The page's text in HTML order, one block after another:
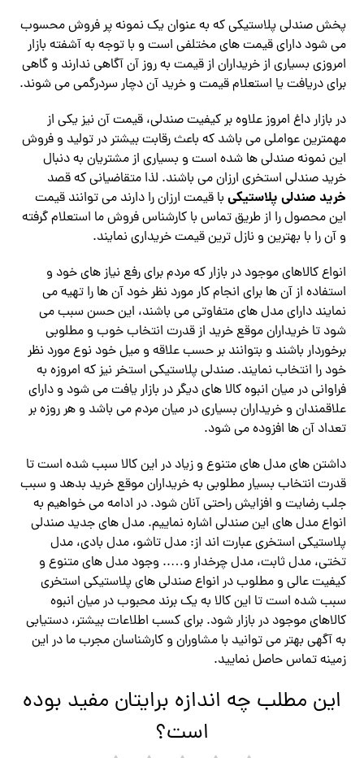
پخش صندلی پلاستیکی که به‌ عنوان یک نمونه پر فروش محسوب
می‌ شود دارای قیمت های مختلفی است و با توجه به آشفته بازار
امروزی بسیاری از خریداران از قیمت به روز آن آگاهی ندارند و گاهی
برای دریافت یا استعلام قیمت و خرید آن دچار سردرگمی می ‌شوند.
در بازار داغ امروز علاوه بر کیفیت صندلی، قیمت آن نیز یکی از
مهمترین عواملی می ‌باشد که باعث رقابت بیشتر در تولید و فروش
این نمونه صندلی ‌ها شده‌ است و بسیاری از مشتریان به دنبال
خرید صندلی استخری ارزان می ‌باشند. لذا متقاضیانی که قصد
خرید صندلی پلاستیکی با قیمت ارزان را دارند می توانند قیمت
این محصول را از طریق تماس با کارشناس فروش ما استعلام گرفته
و آن را با بهترین و نازل ‌ترین قیمت خریداری نمایند.
انواع کالاهای موجود در بازار که مردم برای رفع نیاز های خود و
استفاده از آن ها برای انجام کار مورد نظر خود آن ها را تهیه می
نمایند دارای مدل های متفاوتی می باشند، این حسن سبب می
شود تا خریداران موقع خرید از قدرت انتخاب خوب و مطلوبی
برخوردار باشند و بتوانند بر حسب علاقه و میل خود نوع مورد نظر
خود را انتخاب نمایند. صندلی پلاستیکی استخر نیز که امروزه به
فراوانی در میان انبوه کالا های دیگر در بازار یافت می شود و دارای
علاقمندان و خریداران بسیاری در میان مردم می باشد و هر روزه بر
تعداد آن ها افزوده می شود.
داشتن های مدل های متنوع و زیاد در این کالا سبب شده است تا
قدرت انتخاب بسیار مطلوبی به خریداران موقع خرید بدهد و سبب
جلب رضایت و افزایش راحتی آنان شود. در ادامه می خواهیم به
انواع مدل های این صندلی اشاره نماییم. مدل های جدید صندلی
پلاستیکی استخری عبارت اند از: مدل تاشو، مدل بادی، مدل
تختی، مدل ثابت، مدل چرخدار و….. وجود مدل های متنوع و
کیفیت عالی و مطلوب در انواع صندلی های پلاستیکی استخری
سبب شده است تا این کالا به یک برند محبوب در میان انبوه
کالاهای موجود در بازار شود. برای کسب اطلاعات بیشتر، دستیابی
به آگهی بهتر می توانید با مشاوران و کارشناسان مجرب ما در این
زمینه تماس حاصل نمایید.
این مطلب چه اندازه برایتان مفید بوده
است؟